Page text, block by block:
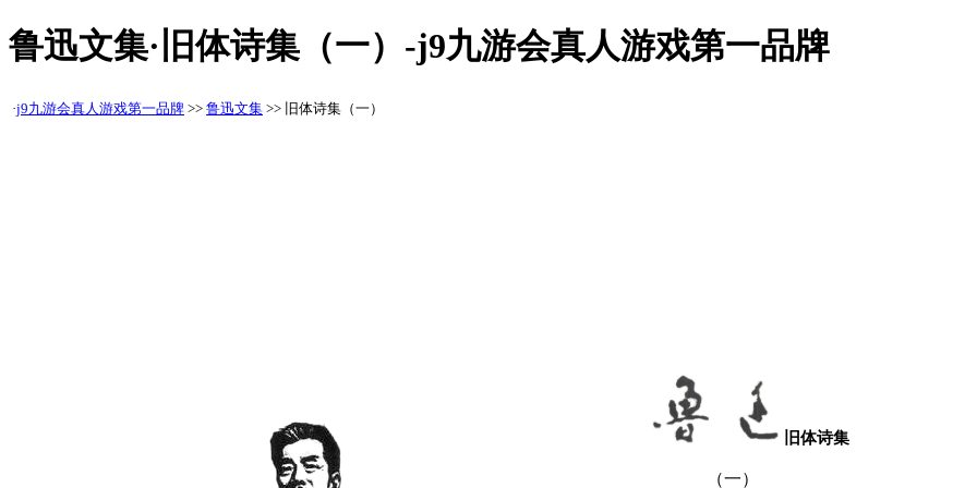
鲁迅文集·旧体诗集（一）-j9九游会真人游戏第一品牌
·j9九游会真人游戏第一品牌 >> 鲁迅文集 >> 旧体诗集（一）
旧体诗集
（一）